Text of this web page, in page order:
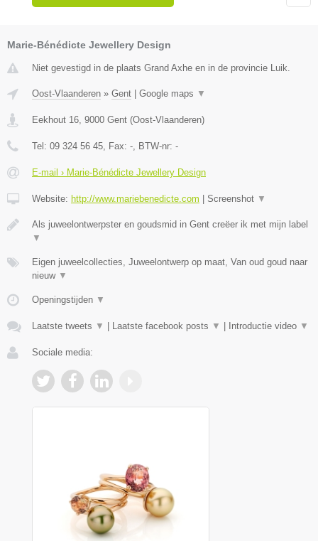
Marie-Bénédicte Jewellery Design
Niet gevestigd in de plaats Grand Axhe en in de provincie Luik.
Oost-Vlaanderen » Gent Google maps ▼
Eekhout 16, 9000 Gent (Oost-Vlaanderen)
Tel: 09 324 56 45, Fax: -, BTW-nr: -
E-mail › Marie-Bénédicte Jewellery Design
Website: http://www.mariebenedicte.com Screenshot ▼
Als juweelontwerpster en goudsmid in Gent creëer ik met mijn label
▼
Eigen juweelcollecties, Juweelontwerp op maat, Van oud goud naar
nieuw ▼
Openingstijden ▼
Laatste tweets ▼ Laatste facebook posts ▼ Introductie video ▼
Sociale media: